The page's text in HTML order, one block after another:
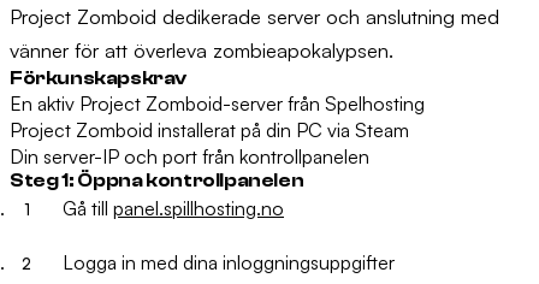
Project Zomboid dedikerade server och anslutning med
vänner för att överleva zombieapokalypsen.
Förkunskapskrav
En aktiv Project Zomboid-server från Spelhosting
Project Zomboid installerat på din PC via Steam
Din server-IP och port från kontrollpanelen
Steg 1: Öppna kontrollpanelen
Gå till panel.spillhosting.no
Logga in med dina inloggningsuppgifter